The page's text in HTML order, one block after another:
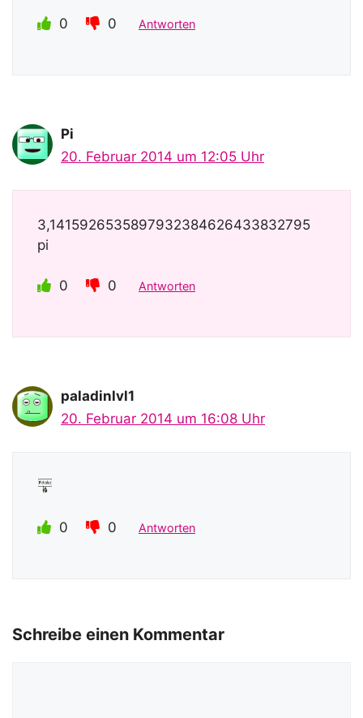
0 0 Antworten
Pi
20. Februar 2014 um 12:05 Uhr
3,1415926535897932384626433832795
pi
0 0 Antworten
paladinlvl1
20. Februar 2014 um 16:08 Uhr
0 0 Antworten
Schreibe einen Kommentar